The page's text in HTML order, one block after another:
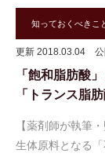
知っておくべきこ
更新 2018.03.04
「飽和脂肪酸
「トランス脂
【薬剤師が執筆
生体原料となる